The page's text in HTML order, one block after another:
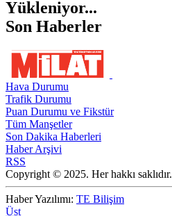
Yükleniyor...
Son Haberler
Hava Durumu
Trafik Durumu
Puan Durumu ve Fikstür
Tüm Manşetler
Son Dakika Haberleri
Haber Arşivi
RSS
Copyright © 2025. Her hakkı saklıdır.
Haber Yazılımı: TE Bilişim
Üst